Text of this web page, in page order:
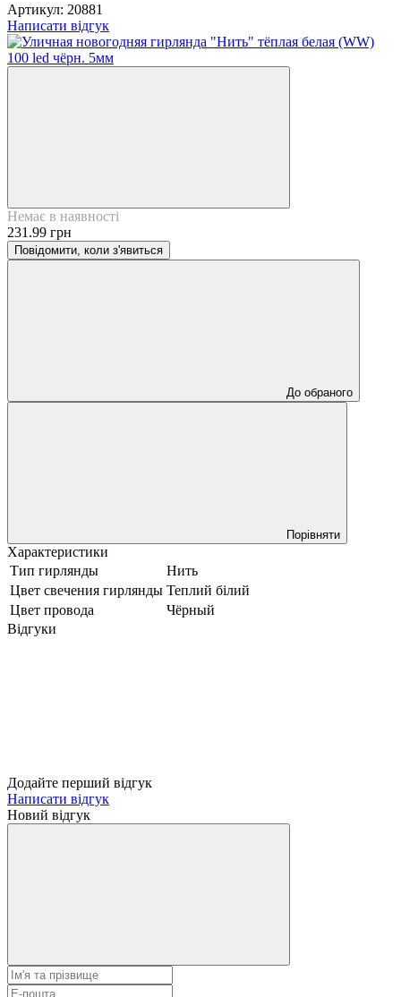
Артикул: 20881
Написати відгук
Немає в наявності
231.99 грн
Повідомити, коли з'явиться
До обраного
Порівняти
Характеристики
Тип гирлянды
Нить
Цвет свечения гирлянды Теплий бiлий
Цвет провода
Чёрный
Відгуки
Додайте перший відгук
Написати відгук
Новий відгук